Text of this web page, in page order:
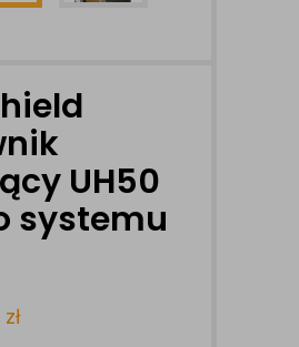
UH50
systemu
zł